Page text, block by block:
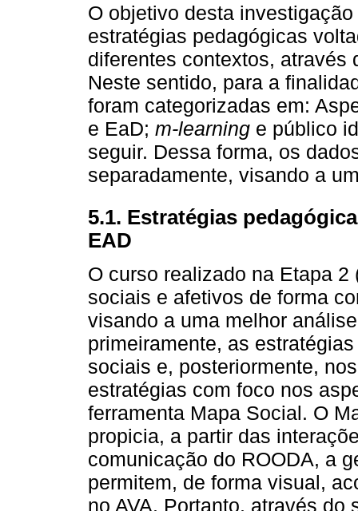
O objetivo desta
estratégias pedagógicas
diferentes contextos, através
Neste sentido, para a
foram categorizadas em:
e EaD; m-learning e público
seguir. Dessa forma, os
separadamente, visando a
5.1. Estratégias
EAD
O curso realizado na Etapa
sociais e afetivos de forma
visando a uma melhor
primeiramente, as
sociais e, posteriormente,
estratégias com foco nos
ferramenta Mapa Social. O
propicia, a partir das
comunicação do ROODA, a
permitem, de forma visual,
no AVA. Portanto, através